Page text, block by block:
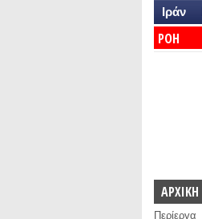
Ιράν
ΡΟΗ
ΑΡΧΙΚΗ
Περίεργα